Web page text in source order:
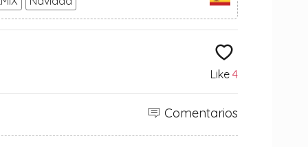
Like 4
Comentarios